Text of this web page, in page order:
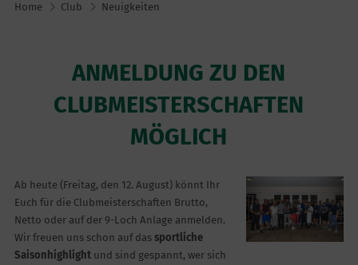
Home Club Neuigkeiten
ANMELDUNG ZU DEN
CLUBMEISTERSCHAFTEN
MÖGLICH
Ab heute (Freitag, den 12. August) könnt Ihr
Euch für die Clubmeisterschaften Brutto,
Netto oder auf der 9-Loch Anlage anmelden.
Wir freuen uns schon auf das sportliche
Saisonhighlightund sind gespannt, wer sich